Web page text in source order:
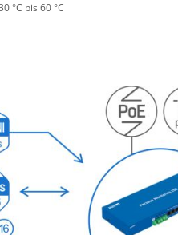
°C bis 60 °C